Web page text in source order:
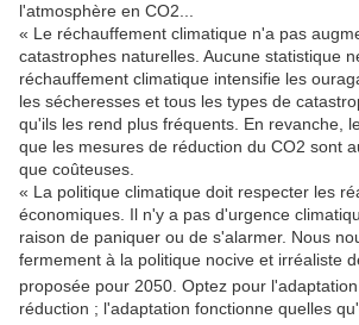
l'atmosphère en CO2...
« Le réchauffement climatique n'a pas
catastrophes naturelles. Aucune statistique
réchauffement climatique intensifie les
les sécheresses et tous les types de
qu'ils les rend plus fréquents. En revanche,
que les mesures de réduction du CO2 sont
que coûteuses.
« La politique climatique doit respecter les
économiques. Il n'y a pas d'urgence
raison de paniquer ou de s'alarmer. Nous
fermement à la politique nocive et irréaliste
proposée pour 2050. Optez pour
réduction ; l'adaptation fonctionne quelles